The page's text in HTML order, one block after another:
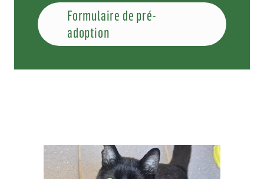
Formulaire de pré-
adoption